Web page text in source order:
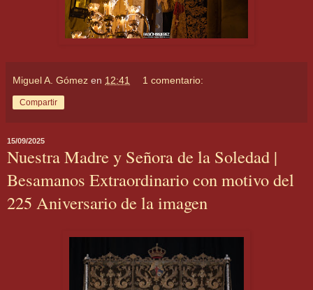
Miguel A. Gómez en 12:41 1 comentario:
Compartir
15/09/2025
Nuestra Madre y Señora de la Soledad |
Besamanos Extraordinario con motivo del
225 Aniversario de la imagen